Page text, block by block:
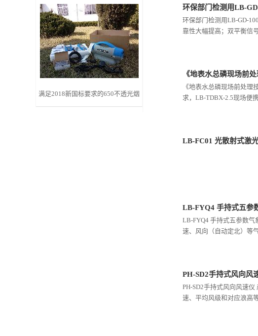
满足2018新国标要求的650不透光烟
度计价格
环保部门检测用LB-
环保部门检测用LB-GD-
靠性大幅提高；双平衡信
《地表水总磷现场前
《地表水总磷现场前处
求，LB-TDBX-2.5现场便
LB-FC01 光散射式激
LB-FYQ4 手持式五参
LB-FYQ4 手持式五参数气
速、风向（自动定北）等
PH-SD2手持式风向风
PH-SD2手持式风向风速
速、平均风级和对应浪高